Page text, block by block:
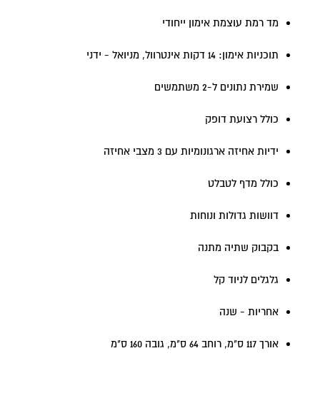
מד רמת עוצמת אימון ייחודי
תוכניות אימון: 14 דקות אינטרוול, מניואל - ידני
שמירת נתונים ל-2 משתמשים
כולל רצועת דופק
ידיות אחיזה ארגונומיות עם 3 מצבי אחיזה
כולל מדף לטבלט
דוושות גדולות ונוחות
בקבוק שתיה מתנה
גלגלים לניוד קל
אחריות - שנה
אורך 117 ס"מ, רוחב 64 ס"מ, גובה 160 ס"מ